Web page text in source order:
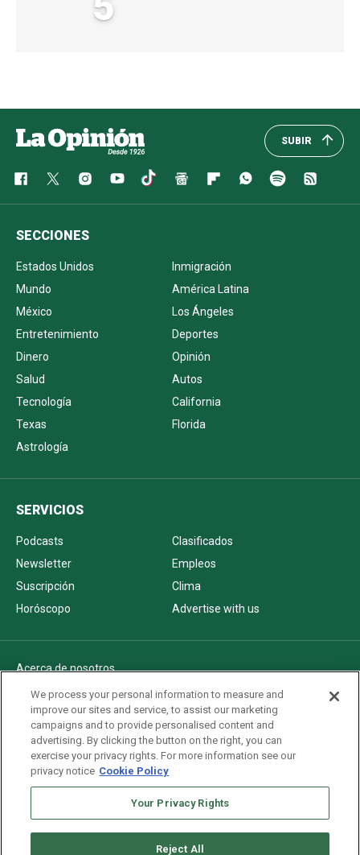
SUBIR
SECCIONES
Estados Unidos
Inmigración
Mundo
América Latina
México
Los Ángeles
Entretenimiento
Deportes
Dinero
Opinión
Salud
Autos
Tecnología
California
Texas
Florida
Astrología
SERVICIOS
Podcasts
Clasificados
Newsletter
Empleos
Suscripción
Clima
Horóscopo
Advertise with us
Acerca de nosotros
Politica de privacidad
Pautas Editoriales
AdChoices
Advertise with us
Newsletters
We process your personal information to measure and
improve our sites and service, to assist our marketing
campaigns and to provide personalised content and
advertising. By clicking the button on the right, you can
exercise your privacy rights. For more information see our
privacy notice Cookie Policy
Your Privacy Rights
Reject All